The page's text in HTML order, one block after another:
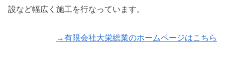
設など幅広く施工を行なっています。
→有限会社大栄総業のホームページはこちら